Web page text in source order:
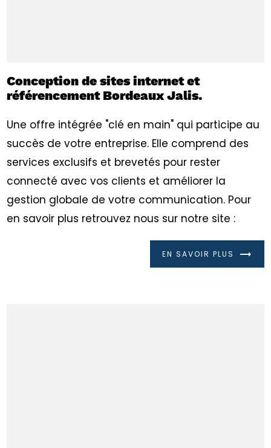
Conception de sites internet et
référencement Bordeaux Jalis.
Une offre intégrée "clé en main" qui participe au
succès de votre entreprise. Elle comprend des
services exclusifs et brevetés pour rester
connecté avec vos clients et améliorer la
gestion globale de votre communication. Pour
en savoir plus retrouvez nous sur notre site :
EN SAVOIR PLUS